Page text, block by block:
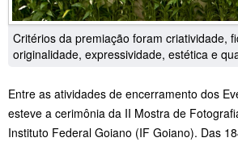
Critérios da premiação foram criatividade,
originalidade, expressividade, estética e
Entre as atividades de encerramento dos
esteve a cerimônia da II Mostra de
Instituto Federal Goiano (IF Goiano). Das